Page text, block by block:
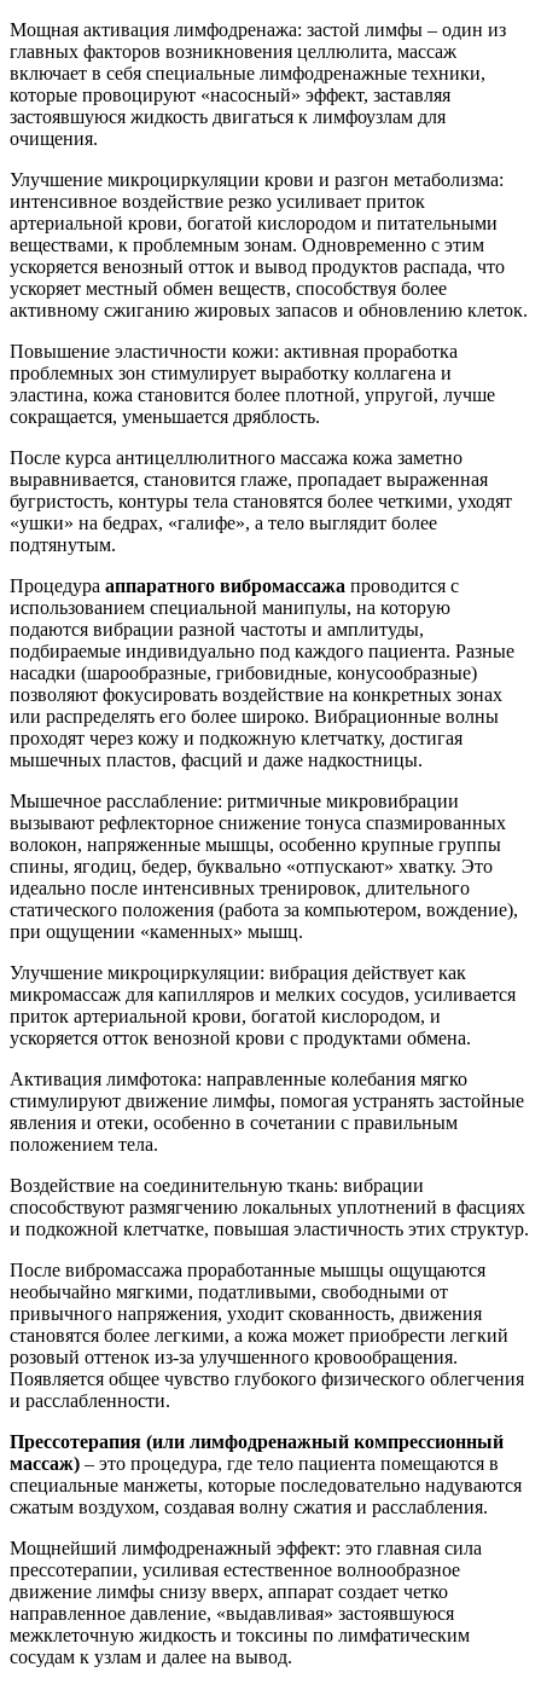
Мощная активация лимфодренажа: застой лимфы – один из
главных факторов возникновения целлюлита, массаж
включает в себя специальные лимфодренажные техники,
которые провоцируют «насосный» эффект, заставляя
застоявшуюся жидкость двигаться к лимфоузлам для
очищения.
Улучшение микроциркуляции крови и разгон метаболизма:
интенсивное воздействие резко усиливает приток
артериальной крови, богатой кислородом и питательными
веществами, к проблемным зонам. Одновременно с этим
ускоряется венозный отток и вывод продуктов распада, что
ускоряет местный обмен веществ, способствуя более
активному сжиганию жировых запасов и обновлению клеток.
Повышение эластичности кожи: активная проработка
проблемных зон стимулирует выработку коллагена и
эластина, кожа становится более плотной, упругой, лучше
сокращается, уменьшается дряблость.
После курса антицеллюлитного массажа кожа заметно
выравнивается, становится глаже, пропадает выраженная
бугристость, контуры тела становятся более четкими, уходят
«ушки» на бедрах, «галифе», а тело выглядит более
подтянутым.
Процедура аппаратного вибромассажа проводится с
использованием специальной манипулы, на которую
подаются вибрации разной частоты и амплитуды,
подбираемые индивидуально под каждого пациента. Разные
насадки (шарообразные, грибовидные, конусообразные)
позволяют фокусировать воздействие на конкретных зонах
или распределять его более широко. Вибрационные волны
проходят через кожу и подкожную клетчатку, достигая
мышечных пластов, фасций и даже надкостницы.
Мышечное расслабление: ритмичные микровибрации
вызывают рефлекторное снижение тонуса спазмированных
волокон, напряженные мышцы, особенно крупные группы
спины, ягодиц, бедер, буквально «отпускают» хватку. Это
идеально после интенсивных тренировок, длительного
статического положения (работа за компьютером, вождение),
при ощущении «каменных» мышц.
Улучшение микроциркуляции: вибрация действует как
микромассаж для капилляров и мелких сосудов, усиливается
приток артериальной крови, богатой кислородом, и
ускоряется отток венозной крови с продуктами обмена.
Активация лимфотока: направленные колебания мягко
стимулируют движение лимфы, помогая устранять застойные
явления и отеки, особенно в сочетании с правильным
положением тела.
Воздействие на соединительную ткань: вибрации
способствуют размягчению локальных уплотнений в фасциях
и подкожной клетчатке, повышая эластичность этих структур.
После вибромассажа проработанные мышцы ощущаются
необычайно мягкими, податливыми, свободными от
привычного напряжения, уходит скованность, движения
становятся более легкими, а кожа может приобрести легкий
розовый оттенок из-за улучшенного кровообращения.
Появляется общее чувство глубокого физического облегчения
и расслабленности.
Прессотерапия (или лимфодренажный компрессионный
массаж) – это процедура, где тело пациента помещаются в
специальные манжеты, которые последовательно надуваются
сжатым воздухом, создавая волну сжатия и расслабления.
Мощнейший лимфодренажный эффект: это главная сила
прессотерапии, усиливая естественное волнообразное
движение лимфы снизу вверх, аппарат создает четко
направленное давление, «выдавливая» застоявшуюся
межклеточную жидкость и токсины по лимфатическим
сосудам к узлам и далее на вывод.